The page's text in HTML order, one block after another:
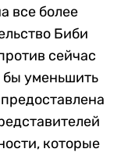
все более
Биби
сейчас
бы уменьшить
которые